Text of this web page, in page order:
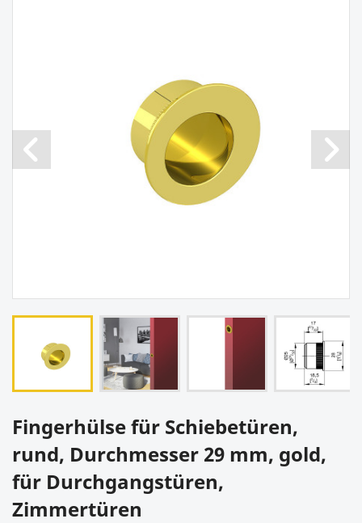
Fingerhülse für Schiebetüren,
rund, Durchmesser 29 mm, gold,
für Durchgangstüren,
Zimmertüren